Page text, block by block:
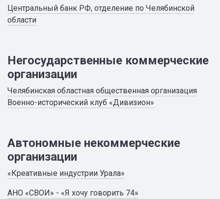
Центральный банк РФ, отделение по Челябинской
области
Негосударственные коммерческие
организации
Челябинская областная общественная организация
Военно-исторический клуб «Дивизион»
Автономные некоммерческие
организации
«Креативные индустрии Урала»
АНО «СВОИ» - «Я хочу говорить 74»